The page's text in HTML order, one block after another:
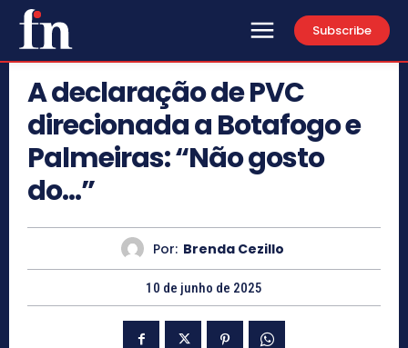
Subscribe
A declaração de PVC
direcionada a Botafogo e
Palmeiras: “Não gosto
do…”
Por: Brenda Cezillo
10 de junho de 2025